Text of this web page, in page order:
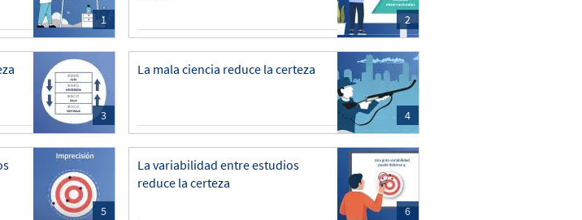
1 2
3
La mala ciencia reduce la certeza
4
5
La variabilidad entre estudios
reduce la certeza
6